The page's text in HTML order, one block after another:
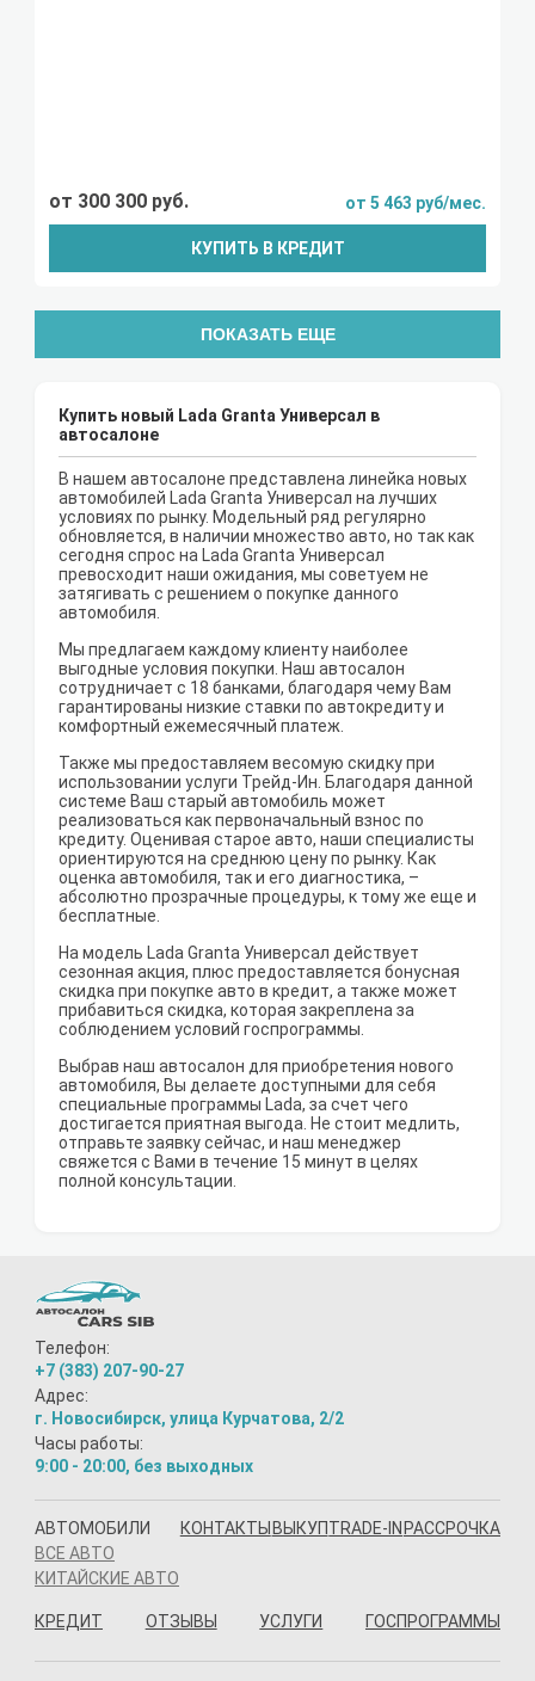
от 300 300 руб. от 5 463 руб/мес.
КУПИТЬ В КРЕДИТ
ПОКАЗАТЬ ЕЩЕ
Купить новый Lada Granta Универсал в
автосалоне
В нашем автосалоне представлена линейка новых
автомобилей Lada Granta Универсал на лучших
условиях по рынку. Модельный ряд регулярно
обновляется, в наличии множество авто, но так как
сегодня спрос на Lada Granta Универсал
превосходит наши ожидания, мы советуем не
затягивать с решением о покупке данного
автомобиля.
Мы предлагаем каждому клиенту наиболее
выгодные условия покупки. Наш автосалон
сотрудничает с 18 банками, благодаря чему Вам
гарантированы низкие ставки по автокредиту и
комфортный ежемесячный платеж.
Также мы предоставляем весомую скидку при
использовании услуги Трейд-Ин. Благодаря данной
системе Ваш старый автомобиль может
реализоваться как первоначальный взнос по
кредиту. Оценивая старое авто, наши специалисты
ориентируются на среднюю цену по рынку. Как
оценка автомобиля, так и его диагностика, –
абсолютно прозрачные процедуры, к тому же еще и
бесплатные.
На модель Lada Granta Универсал действует
сезонная акция, плюс предоставляется бонусная
скидка при покупке авто в кредит, а также может
прибавиться скидка, которая закреплена за
соблюдением условий госпрограммы.
Выбрав наш автосалон для приобретения нового
автомобиля, Вы делаете доступными для себя
специальные программы Lada, за счет чего
достигается приятная выгода. Не стоит медлить,
отправьте заявку сейчас, и наш менеджер
свяжется с Вами в течение 15 минут в целях
полной консультации.
Телефон:
+7 (383) 207-90-27
Адрес:
г. Новосибирск, улица Курчатова, 2/2
Часы работы:
9:00 - 20:00, без выходных
АВТОМОБИЛИ
ВСЕ АВТО
КИТАЙСКИЕ АВТО
КОНТАКТЫ ВЫКУПTRADE-IN РАССРОЧКА
КРЕДИТ ОТЗЫВЫ УСЛУГИ ГОСПРОГРАММЫ